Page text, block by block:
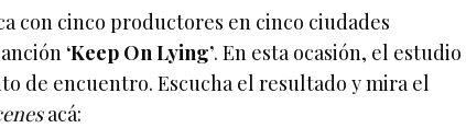
con cinco productores en cinco ciudades
‘Keep On Lying’. En esta ocasión, el estudio
de encuentro. Escucha el resultado y mira el
acá: